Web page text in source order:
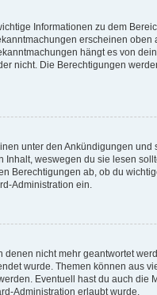
Informationen zu dem
erscheinen oben
hängt es von
nicht. Die Berechtigungen
unter den Ankündigungen und
Inhalt, weswegen du sie lesen
Berechtigungen ab, ob du
Administration ein.
denen nicht mehr geantwortet
wurde. Themen können aus
Eventuell hast du auch die
Administration erlaubt wurde.